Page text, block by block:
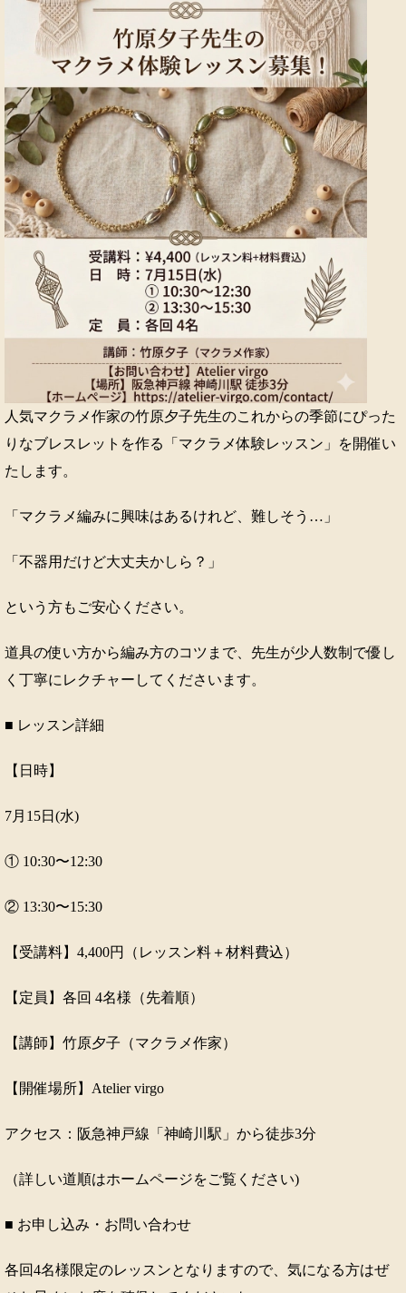
人気マクラメ作家の竹原夕子先生のこれからの季節にぴった
りなブレスレットを作る「マクラメ体験レッスン」を開催い
たします。
「マクラメ編みに興味はあるけれど、難しそう…」
「不器用だけど大丈夫かしら？」
という方もご安心ください。
道具の使い方から編み方のコツまで、先生が少人数制で優し
く丁寧にレクチャーしてくださいます。
■ レッスン詳細
【日時】
7月15日(水)
① 10:30〜12:30
② 13:30〜15:30
【受講料】4,400円（レッスン料＋材料費込）
【定員】各回 4名様（先着順）
【講師】竹原夕子（マクラメ作家）
【開催場所】Atelier virgo
アクセス：阪急神戸線「神崎川駅」から徒歩3分
（詳しい道順はホームページをご覧ください)
■ お申し込み・お問い合わせ
各回4名様限定のレッスンとなりますので、気になる方はぜ